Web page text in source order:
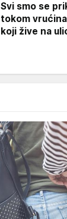
Svi smo se
tokom
koji žive na